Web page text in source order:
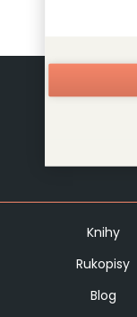
Knihy
Rukopisy
Blog